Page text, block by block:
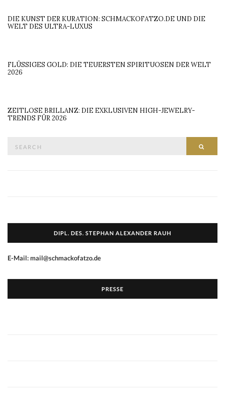
DIE KUNST DER KURATION: SCHMACKOFATZO.DE UND DIE
WELT DES ULTRA-LUXUS
FLÜSSIGES GOLD: DIE TEUERSTEN SPIRITUOSEN DER WELT
2026
ZEITLOSE BRILLANZ: DIE EXKLUSIVEN HIGH-JEWELRY-
TRENDS FÜR 2026
DIPL. DES. STEPHAN ALEXANDER RAUH
E-Mail: mail@schmackofatzo.de
PRESSE